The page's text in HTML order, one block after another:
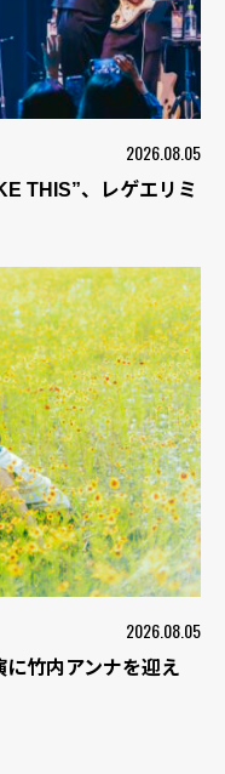
2026.08.05
THIS”、レゲエリミ
2026.08.05
竹内アンナを迎え